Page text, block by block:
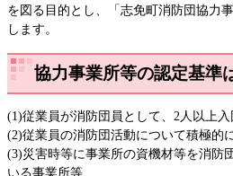
を図る目的とし、「志免町消防団協力
します。
協力事業所等の認定基準
(1)従業員が消防団員として、2人以上
(2)従業員の消防団活動について積極的
(3)災害時等に事業所の資機材等を消防
いる事業所等